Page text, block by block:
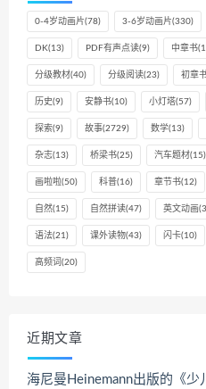
0-4岁动画片(78) 3-6岁动画片(330)
DK(13) PDF有声点读(9) 中章书
分级教材(40) 分级阅读(23) 初章
历史(9) 安静书(10) 小灯塔(57)
探索(9) 故事(2729) 数学(13)
杂志(13) 桥梁书(25) 汽车题材(15)
画啦啦(50) 科普(16) 章节书(12)
自然(15) 自然拼读(47) 英文动画
语法(21) 课外读物(43) 闪卡(10)
高频词 (20)
近期文章
海尼曼Heinemann出版的《